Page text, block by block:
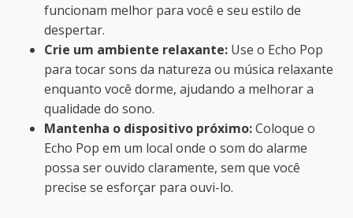
funcionam melhor para você e seu estilo de
despertar.
Crie um ambiente relaxante: Use o Echo Pop
para tocar sons da natureza ou música relaxante
enquanto você dorme, ajudando a melhorar a
qualidade do sono.
Mantenha o dispositivo próximo:Coloque o
Echo Pop em um local onde o som do alarme
possa ser ouvido claramente, sem que você
precise se esforçar para ouvi-lo.